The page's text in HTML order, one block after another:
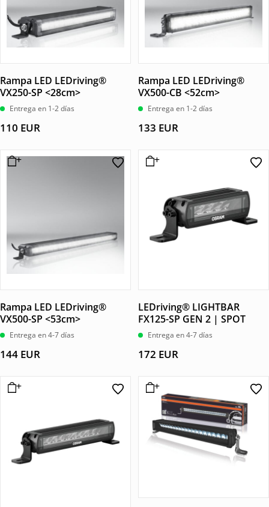
Rampa LED LEDriving®
VX250-SP <28cm>
Entrega en 1-2 días
110 EUR
Rampa LED LEDriving®
VX500-CB <52cm>
Entrega en 1-2 días
133 EUR
Rampa LED LEDriving®
VX500-SP <53cm>
Entrega en 4-7 días
144 EUR
LEDriving® LIGHTBAR
FX125-SP GEN 2 | SPOT
Entrega en 4-7 días
172 EUR